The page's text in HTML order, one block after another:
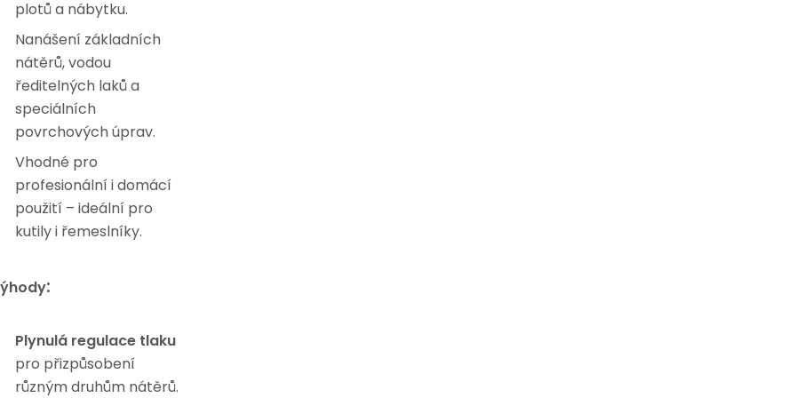
plotů a nábytku.
Nanášení základních
nátěrů, vodou
ředitelných laků a
speciálních
povrchových úprav.
Vhodné pro
profesionální i domácí
použití – ideální pro
kutily i řemeslníky.
:
Plynulá regulace tlaku
pro přizpůsobení
různým druhům nátěrů.